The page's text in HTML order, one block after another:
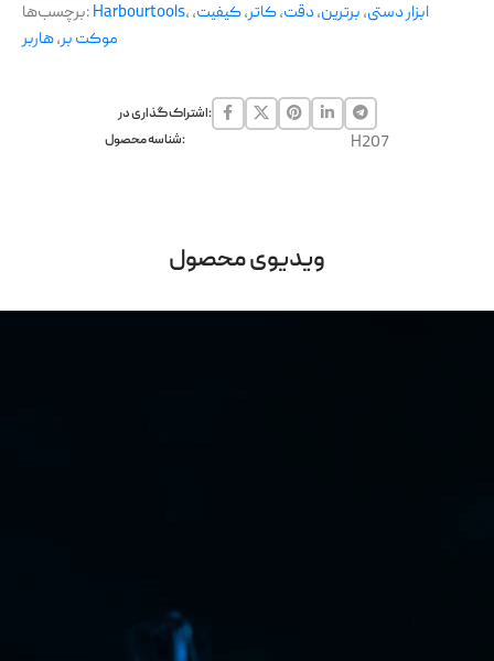
برچسب‌ها:Harbourtools, ابزار دستی,برترین,دقت,کاتر,کیفیت,
موکت بر,هاربر
اشتراک گذاری در:
شناسه محصول:
H207
ویدیوی محصول